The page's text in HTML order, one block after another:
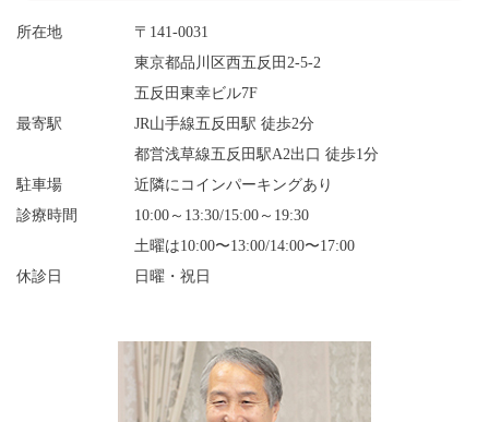
所在地
〒141-0031
東京都品川区西五反田2-5-2
五反田東幸ビル7F
最寄駅
JR山手線五反田駅 徒歩2分
都営浅草線五反田駅A2出口 徒歩1分
駐車場
近隣にコインパーキングあり
診療時間
10:00～13:30/15:00～19:30
土曜は10:00〜13:00/14:00〜17:00
休診日
日曜・祝日